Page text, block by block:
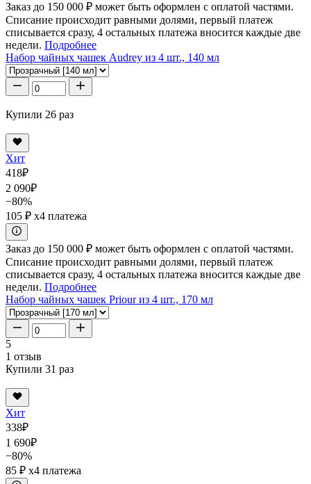
Заказ до 150 000 ₽ может быть оформлен с оплатой частями.
Списание происходит равными долями, первый платеж
списывается сразу, 4 остальных платежа вносится каждые две
недели. Подробнее
Набор чайных чашек Audrey из 4 шт., 140 мл
Купили 26 раз
Хит
418₽
2 090₽
−80%
105 ₽ x4 платежа
Заказ до 150 000 ₽ может быть оформлен с оплатой частями.
Списание происходит равными долями, первый платеж
списывается сразу, 4 остальных платежа вносится каждые две
недели. Подробнее
Набор чайных чашек Priour из 4 шт., 170 мл
5
1 отзыв
Купили 31 раз
Хит
338₽
1 690₽
−80%
85 ₽ x4 платежа